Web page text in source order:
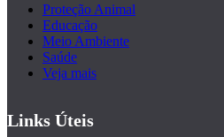
Proteção Animal
Educação
Meio Ambiente
Saúde
Veja mais
Links Úteis